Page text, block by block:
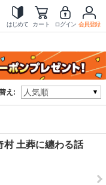
はじめて カート ログイン 会員登録
え:
村 土葬に纏わる話